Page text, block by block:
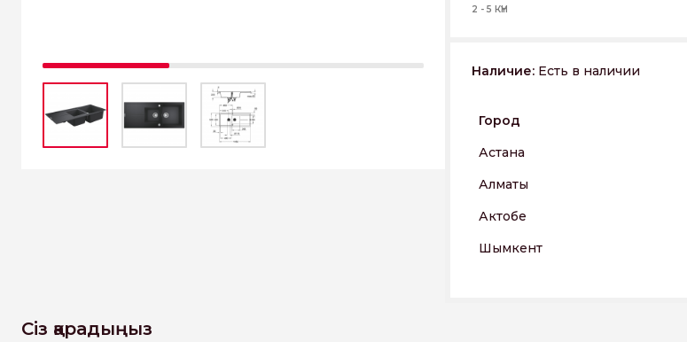
2 - 5 КҮН
Наличие: Есть в наличии
Город
Астана
Алматы
Актобе
Шымкент
Сіз қарадыңыз